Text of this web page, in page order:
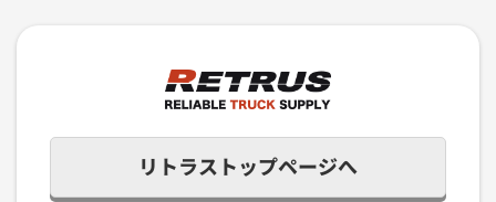
リトラストップページへ